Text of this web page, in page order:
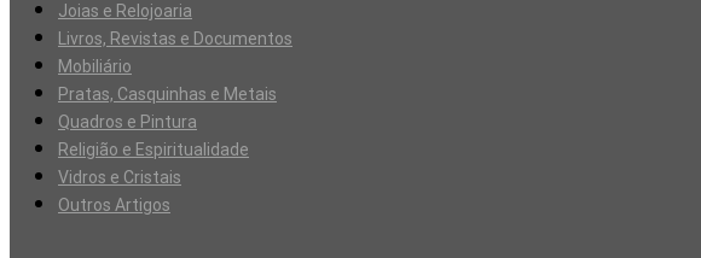
Joias e Relojoaria
Livros, Revistas e Documentos
Mobiliário
Pratas, Casquinhas e Metais
Quadros e Pintura
Religião e Espiritualidade
Vidros e Cristais
Outros Artigos